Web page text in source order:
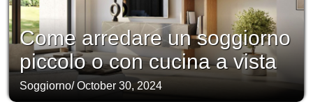
Come arredare un soggiorno
piccolo o con cucina a vista
Soggiorno/October 30, 2024